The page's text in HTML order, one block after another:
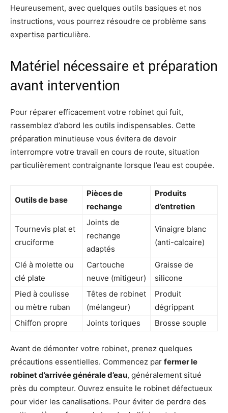
Heureusement, avec quelques outils basiques et nos
instructions, vous pourrez résoudre ce problème sans
expertise particulière.
Matériel nécessaire et préparation
avant intervention
Pour réparer efficacement votre robinet qui fuit,
rassemblez d’abord les outils indispensables. Cette
préparation minutieuse vous évitera de devoir
interrompre votre travail en cours de route, situation
particulièrement contraignante lorsque l’eau est coupée.
Outils de base
Pièces de
rechange
Produits
d’entretien
Tournevis plat et
cruciforme
Joints de
rechange
adaptés
Vinaigre blanc
(anti-calcaire)
Clé à molette ou
clé plate
Cartouche
neuve (mitigeur)
Graisse de
silicone
Pied à coulisse
ou mètre ruban
Têtes de robinet
(mélangeur)
Produit
dégrippant
Chiffon propre
Joints toriques Brosse souple
Avant de démonter votre robinet, prenez quelques
précautions essentielles. Commencez par fermer le
robinet d’arrivée générale d’eau, généralement situé
près du compteur. Ouvrez ensuite le robinet défectueux
pour vider les canalisations. Pour éviter de perdre des